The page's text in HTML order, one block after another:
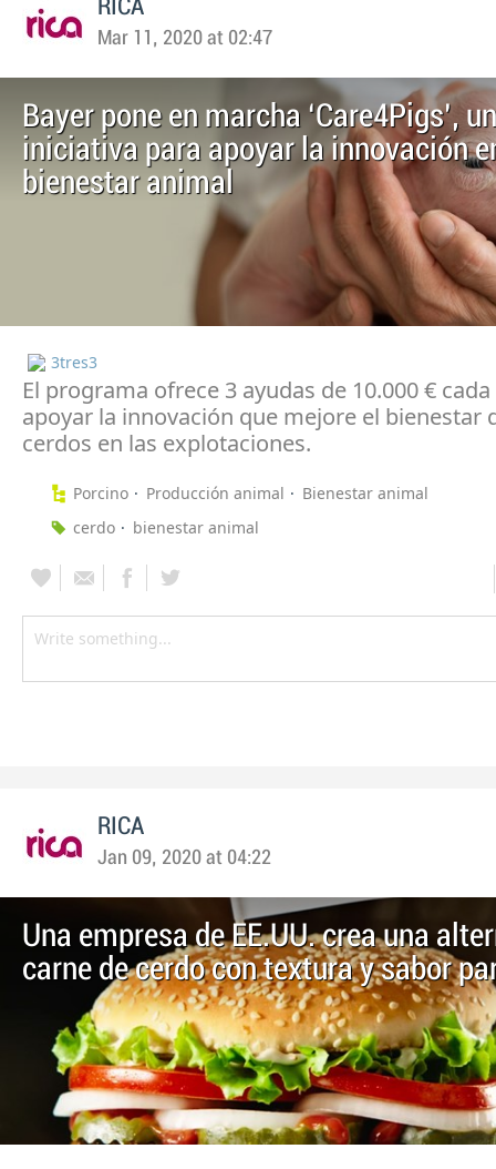
RICA
Mar 11, 2020 at 02:47
Bayer pone en marcha ‘Care4Pigs’,
iniciativa para apoyar la innovación
bienestar animal
3tres3
El programa ofrece 3 ayudas de 10.000 €
apoyar la innovación que mejore el bienestar
cerdos en las explotaciones.
Porcino Producción animal
Bienestar animal
cerdo
bienestar animal
RICA
Jan 09, 2020 at 04:22
Una empresa de EE.UU. crea una
carne de cerdo con textura y sabor